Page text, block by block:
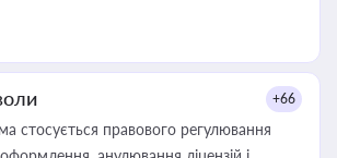
+66
стосується правового регулювання